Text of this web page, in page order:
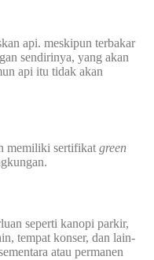
api. meskipun terbakar
sendirinya, yang akan
api itu tidak akan
memiliki sertifikat green
seperti kanopi parkir,
tempat konser, dan lain-
atau permanen